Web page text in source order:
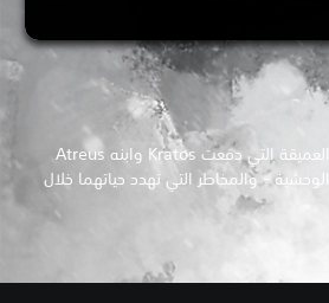
اكتشف الأسباب الشخصية العميقة التي دفعت Kratos وابنه Atreus
للانطلاق في براري Norse الوحشية - والمخاطر التي تهدد حياتهما خلال